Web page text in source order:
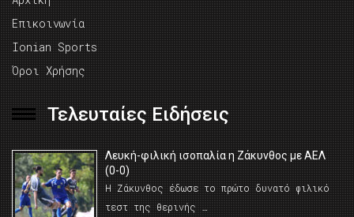
Επικοινωνία
Ionian Sports
Όροι Χρήσης
Τελευταίες Ειδήσεις
Λευκή-φιλική ισοπαλία η Ζάκυνθος με ΑΕΛ
(0-0)
Η Ζάκυνθος έδωσε το πρώτο δυνατό φιλικό
τεστ της θερινής …